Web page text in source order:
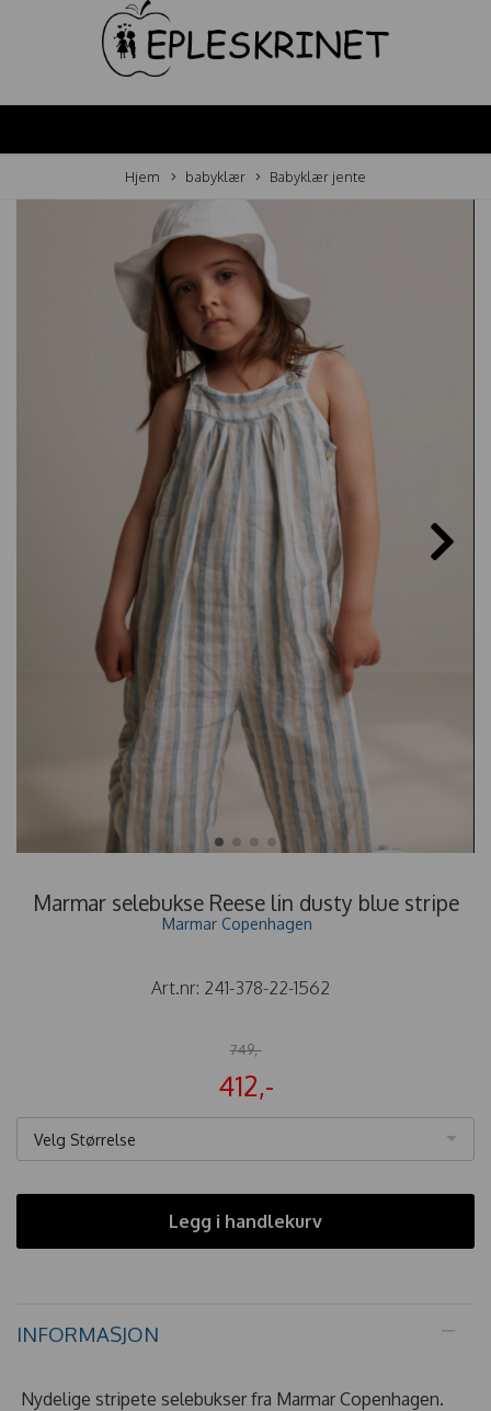
Hjem babyklær Babyklær jente
Marmar selebukse Reese lin dusty blue stripe
Marmar Copenhagen
Art.nr: 241-378-22-1562
749,-
412,-
Velg Størrelse
Legg i handlekurv
INFORMASJON
Nydelige stripete selebukser fra Marmar Copenhagen.